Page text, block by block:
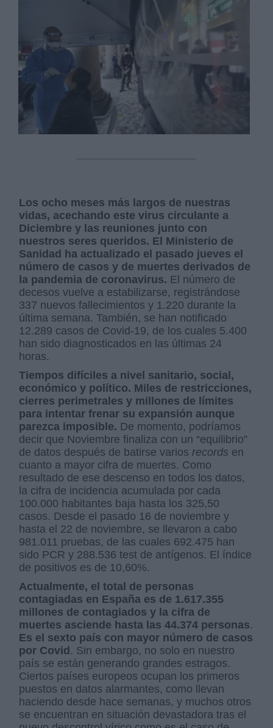
Los ocho meses más largos de nuestras
vidas, acechando este virus circulante a
Diciembre y las reuniones junto con
nuestros seres queridos. El Ministerio de
Sanidad ha actualizado el pasado jueves el
número de casos y de muertes derivados de
la pandemia de coronavirus. El número de
decesos vuelve a estabilizarse, registrándose
337 nuevos fallecimientos y 1.220 durante la
última semana. También, se han notificado
12.289 casos de Covid-19, de los cuales 5.400
han sido diagnosticados en las últimas 24
horas.
Tiempos difíciles a nivel sanitario, social,
económico y político. Miles de restricciones,
cierres perimetrales y millones de límites
para intentar frenar su expansión aunque
parezca imposible. De momento, podríamos
decir que Noviembre finaliza con un “equilibrio”
de datos después de batirse variosrecords en
cuanto a mayor cifra de muertes. Como
resultado de ese descenso en todos los datos,
la cifra de incidencia acumulada por cada
100.000 habitantes baja hasta los 325,50
casos. Desde el pasado 16 de noviembre y
hasta el 22 de noviembre, se llevaron a cabo
981.011 pruebas, de las cuales 692.475 han
sido PCR y 288.536 test de antígenos. El índice
de positivos es de 10,60%.
Actualmente, el total de personas
contagiadas en España es de 1.617.355
millones de contagiados y la cifra de
muertes asciende hasta las 44.374 personas.
Es el sexto país con mayor número de casos
por Covid . Sin embargo, no solo en nuestro
país se están generando grandes estragos.
Ciertos países europeos ocupan los primeros
puestos en datos alarmantes, como llevan
haciendo desde hace semanas, y muchos otros
se encuentran en situación devastadora tras el